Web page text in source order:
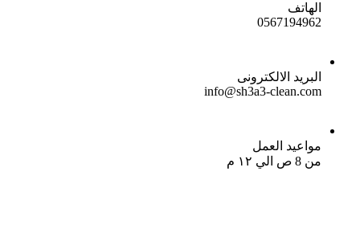
الهاتف
0567194962
البريد الالكترونى
info@sh3a3-clean.com
مواعيد العمل
من 8 ص الي ١٢ م